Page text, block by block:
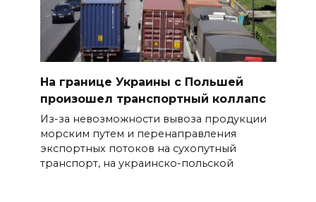
На границе Украины с Польшей
произошел транспортный коллапс
Из-за невозможности вывоза продукции
морским путем и перенаправления
экспортных потоков на сухопутный
транспорт, на украинско-польской